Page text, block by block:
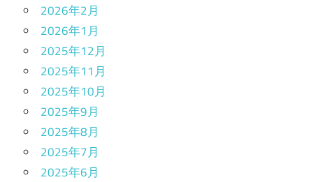
2026年2月
2026年1月
2025年12月
2025年11月
2025年10月
2025年9月
2025年8月
2025年7月
2025年6月